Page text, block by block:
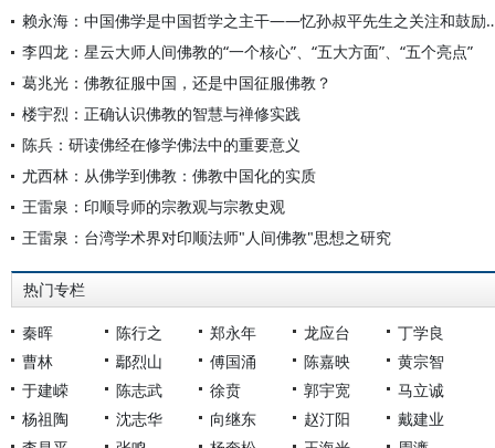
赖永海：中国佛学是中国哲学
李四龙：星云大师人间佛教的“一个核心”、“五大方面”、“五个亮点”
葛兆光：佛教征服中国，还是中国征服佛教？
楼宇烈：正确认识佛教的智慧与禅修实践
陈兵：研读佛经在修学佛法中的重要意义
尤西林：从佛学到佛教：佛教中国化的实质
王雷泉：印顺导师的宗教观与宗教史观
王雷泉：台湾学术界对印顺法师"人间佛教"思想之研究
热门专栏
秦晖 陈行之 郑永年 龙应台
丁学良
曹林
鄢烈山 傅国涌 陈嘉映
黄宗智
于建嵘
陈志武 徐贲 郭宇宽
马立诚
杨祖陶
沈志华 向继东 赵汀阳
戴建业